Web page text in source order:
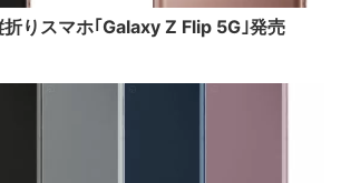
りスマホ｢Galaxy Z Flip 5G｣発売